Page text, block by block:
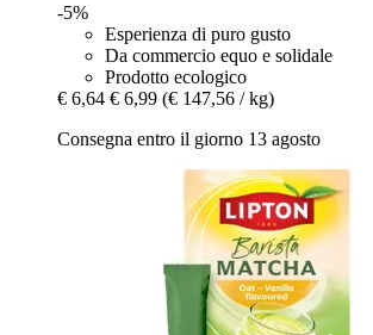
-5%
Esperienza di puro gusto
Da commercio equo e solidale
Prodotto ecologico
€ 6,64 € 6,99 (€ 147,56 / kg)
Consegna entro il giorno 13 agosto